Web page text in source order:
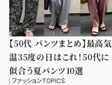
【50代 パンツまとめ】最高気
温35度の日はこれ！50代に
似合う夏パンツ10選
ファッションTOPICS